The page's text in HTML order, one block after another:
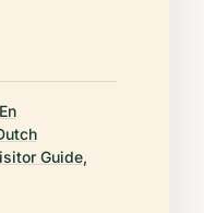
Guide,